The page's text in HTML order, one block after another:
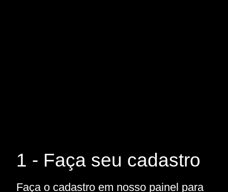
1 - Faça seu cadastro
Faça o cadastro em nosso painel para